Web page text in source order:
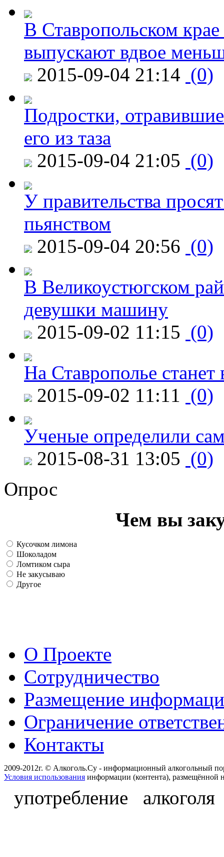
В Ставропольском
выпускают вдвое
2015-09-04 21:14 (0)
Подростки,
его из таза
2015-09-04 21:05 (0)
У правительства
пьянством
2015-09-04 20:56 (0)
В Великоустюгском
девушки машину
2015-09-02 11:15 (0)
На Ставрополье
2015-09-02 11:11 (0)
Ученые определили
2015-08-31 13:05 (0)
Опрос
Чем вы
Кусочком лимона
Шоколадом
Ломтиком сыра
Не закусываю
Другое
О Проекте
Сотрудничество
Размещение
Ограничение
Контакты
2009-2012г. © Алкоголь.Су - информационный алкогольный
Условия использования информации (контента), размещённой
употребление